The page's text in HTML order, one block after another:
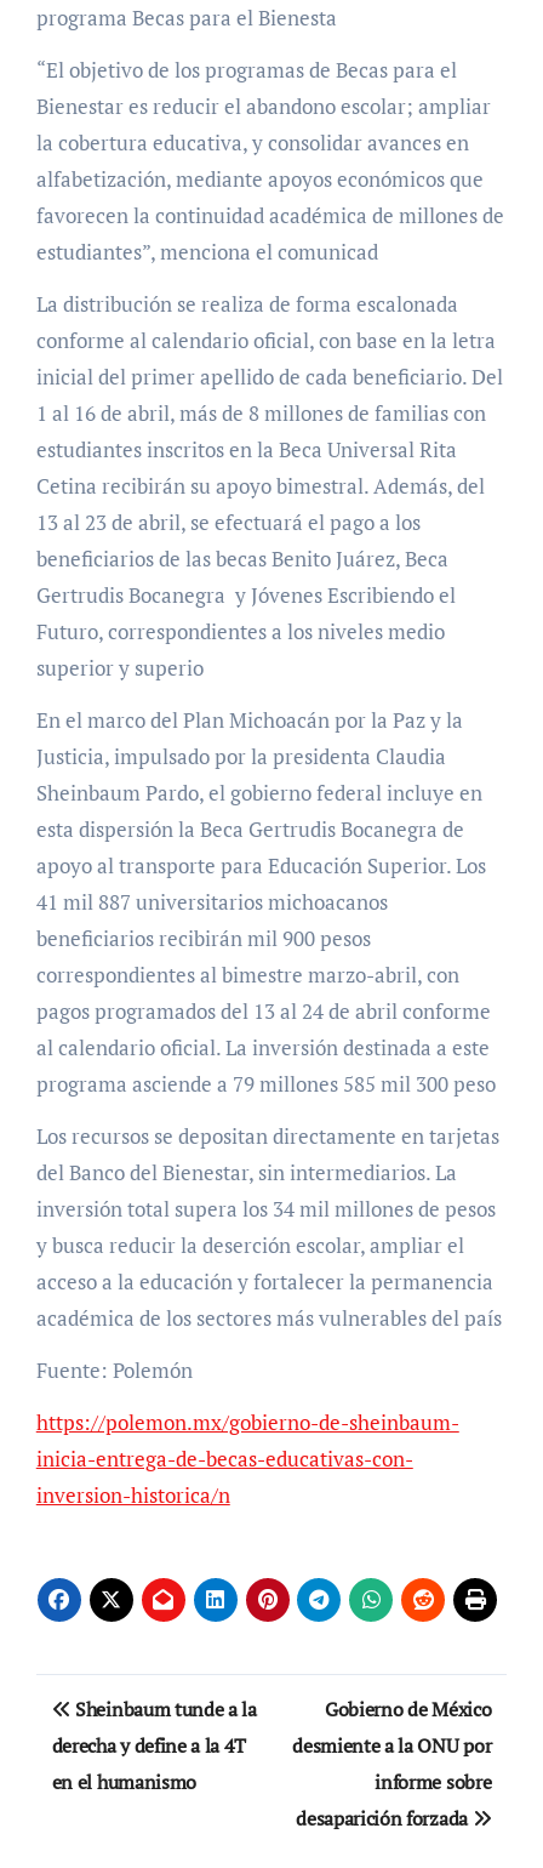
programa Becas para el Bienesta
“El objetivo de los programas de Becas para el
Bienestar es reducir el abandono escolar; ampliar
la cobertura educativa, y consolidar avances en
alfabetización, mediante apoyos económicos que
favorecen la continuidad académica de millones de
estudiantes”, menciona el comunicad
La distribución se realiza de forma escalonada
conforme al calendario oficial, con base en la letra
inicial del primer apellido de cada beneficiario. Del
1 al 16 de abril, más de 8 millones de familias con
estudiantes inscritos en la Beca Universal Rita
Cetina recibirán su apoyo bimestral. Además, del
13 al 23 de abril, se efectuará el pago a los
beneficiarios de las becas Benito Juárez, Beca
Gertrudis Bocanegra y Jóvenes Escribiendo el
Futuro, correspondientes a los niveles medio
superior y superio
En el marco del Plan Michoacán por la Paz y la
Justicia, impulsado por la presidenta Claudia
Sheinbaum Pardo, el gobierno federal incluye en
esta dispersión la Beca Gertrudis Bocanegra de
apoyo al transporte para Educación Superior. Los
41 mil 887 universitarios michoacanos
beneficiarios recibirán mil 900 pesos
correspondientes al bimestre marzo-abril, con
pagos programados del 13 al 24 de abril conforme
al calendario oficial. La inversión destinada a este
programa asciende a 79 millones 585 mil 300 peso
Los recursos se depositan directamente en tarjetas
del Banco del Bienestar, sin intermediarios. La
inversión total supera los 34 mil millones de pesos
y busca reducir la deserción escolar, ampliar el
acceso a la educación y fortalecer la permanencia
académica de los sectores más vulnerables del país
Fuente: Polemón
https://polemon.mx/gobierno-de-sheinbaum-
inicia-entrega-de-becas-educativas-con-
inversion-historica/n
Navegación
de
entradas
Sheinbaum tunde a la
derecha y define a la 4T
en el humanismo
Gobierno de México
desmiente a la ONU por
informe sobre
desaparición forzada